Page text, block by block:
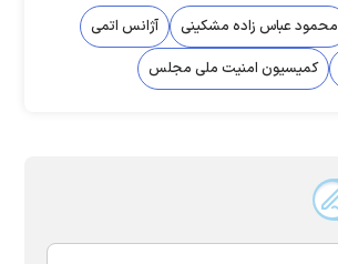
محمود عباس زاده مشکینی
آژانس اتمی
کمیسیون امنیت ملی مجلس